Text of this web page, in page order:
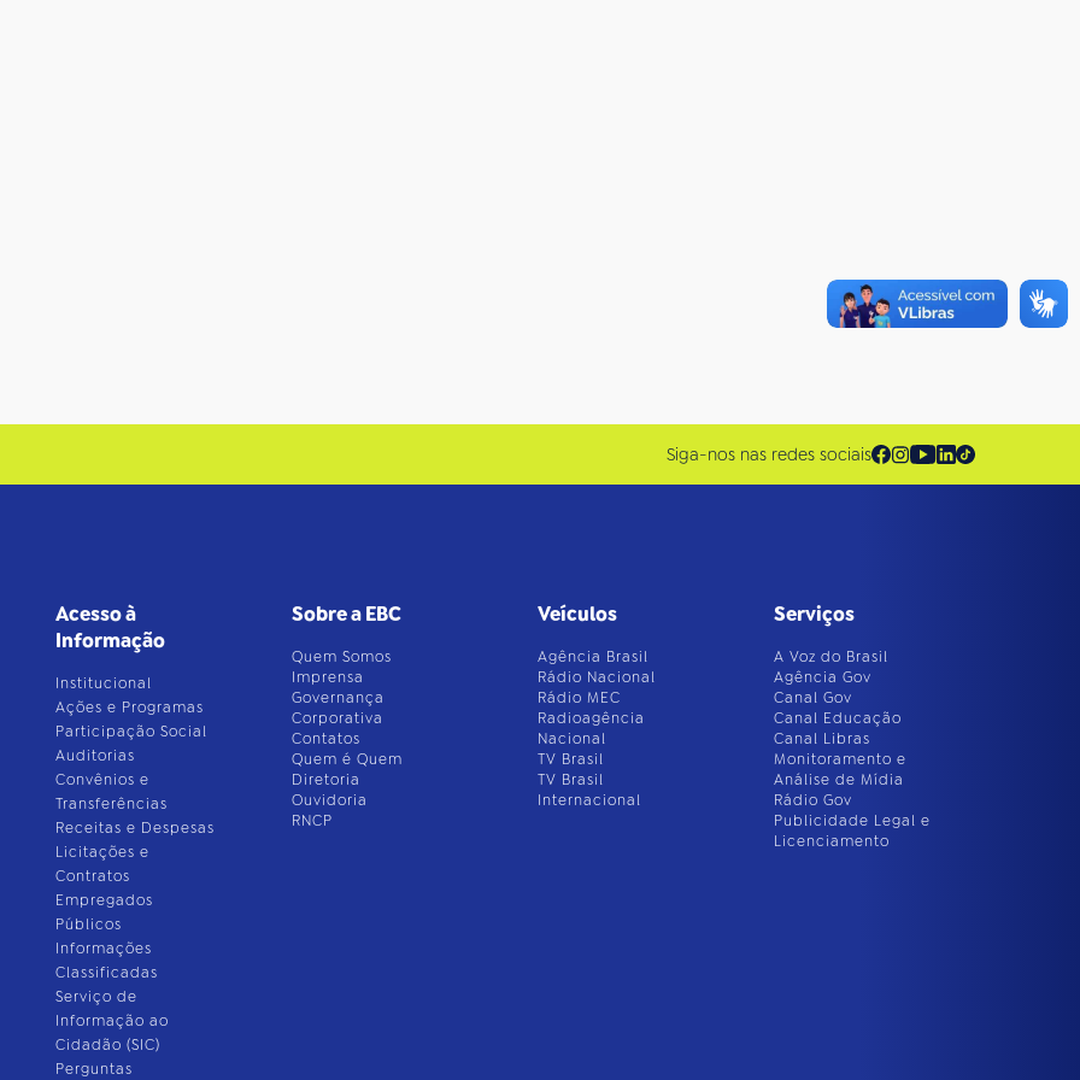
Siga-nos nas redes sociais
Acesso à
Informação
Institucional
Ações e Programas
Participação Social
Auditorias
Convênios e
Transferências
Receitas e Despesas
Licitações e
Contratos
Empregados
Públicos
Informações
Classificadas
Serviço de
Informação ao
Cidadão (SIC)
Perguntas
Sobre a EBC
Quem Somos
Imprensa
Governança
Corporativa
Contatos
Quem é Quem
Diretoria
Ouvidoria
RNCP
Veículos
Agência Brasil
Rádio Nacional
Rádio MEC
Radioagência
Nacional
TV Brasil
TV Brasil
Internacional
Serviços
A Voz do Brasil
Agência Gov
Canal Gov
Canal Educação
Canal Libras
Monitoramento e
Análise de Mídia
Rádio Gov
Publicidade Legal e
Licenciamento